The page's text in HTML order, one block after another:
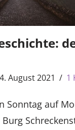
4. August 2021 1
Sonntag auf